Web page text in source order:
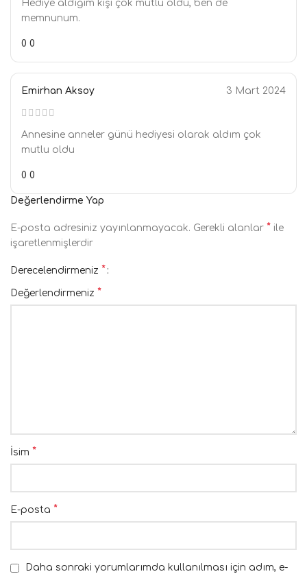
Hediye aldığım kişi çok mutlu oldu, ben de
memnunum.
0 0
Emirhan Aksoy 3 Mart 2024
Annesine anneler günü hediyesi olarak aldım çok
mutlu oldu
0 0
Değerlendirme Yap
E-posta adresiniz yayınlanmayacak. Gerekli alanlar * ile
işaretlenmişlerdir
Derecelendirmeniz *
Değerlendirmeniz *
İsim *
E-posta *
Daha sonraki yorumlarımda kullanılması için adım, e-